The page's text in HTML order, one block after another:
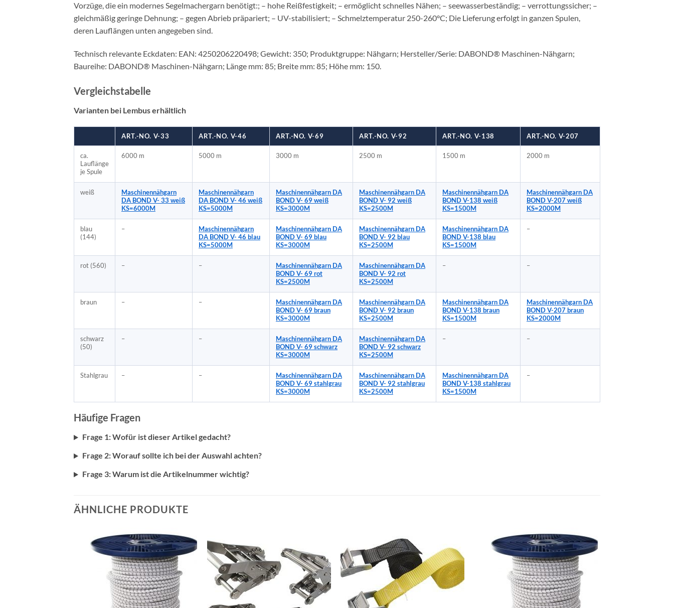
Vorzüge, die ein modernes Segelmachergarn benötigt:; – hohe Reißfestigkeit; – ermöglicht schnelles Nähen; – seewasserbeständig; – verrottungssicher; –
gleichmäßig geringe Dehnung; – gegen Abrieb präpariert; – UV-stabilisiert; – Schmelztemperatur 250-260°C; Die Lieferung erfolgt in ganzen Spulen,
deren Lauflängen unten angegeben sind.
Technisch relevante Eckdaten: EAN: 4250206220498; Gewicht: 350; Produktgruppe: Nähgarn; Hersteller/Serie: DABOND® Maschinen-Nähgarn;
Baureihe: DABOND® Maschinen-Nähgarn; Länge mm: 85; Breite mm: 85; Höhe mm: 150.
Vergleichstabelle
Varianten bei Lembus erhältlich
ART.-NO. V-33 ART.-NO. V-46 ART.-NO. V-69 ART.-NO. V-92 ART.-NO. V-138 ART.-NO. V-207
ca.
Lauflänge
je Spule
6000 m 5000 m 3000 m 2500 m 1500 m 2000 m
weiß
Maschinennähgarn
DA BOND V- 33 weiß
KS=6000M
Maschinennähgarn
DA BOND V- 46 weiß
KS=5000M
Maschinennähgarn DA
BOND V- 69 weiß
KS=3000M
Maschinennähgarn DA
BOND V- 92 weiß
KS=2500M
Maschinennähgarn DA
BOND V-138 weiß
KS=1500M
Maschinennähgarn DA
BOND V-207 weiß
KS=2000M
blau
(144)
–
Maschinennähgarn
DA BOND V- 46 blau
KS=5000M
Maschinennähgarn DA
BOND V- 69 blau
KS=3000M
Maschinennähgarn DA
BOND V- 92 blau
KS=2500M
Maschinennähgarn DA
BOND V-138 blau
KS=1500M
–
rot (560) – –
Maschinennähgarn DA
BOND V- 69 rot
KS=2500M
Maschinennähgarn DA
BOND V- 92 rot
KS=2500M
– –
braun – –
Maschinennähgarn DA
BOND V- 69 braun
KS=3000M
Maschinennähgarn DA
BOND V- 92 braun
KS=2500M
Maschinennähgarn DA
BOND V-138 braun
KS=1500M
Maschinennähgarn DA
BOND V-207 braun
KS=2000M
schwarz
(50)
– –
Maschinennähgarn DA
BOND V- 69 schwarz
KS=3000M
Maschinennähgarn DA
BOND V- 92 schwarz
KS=2500M
– –
Stahlgrau – –
Maschinennähgarn DA
BOND V- 69 stahlgrau
KS=3000M
Maschinennähgarn DA
BOND V- 92 stahlgrau
KS=2500M
Maschinennähgarn DA
BOND V-138 stahlgrau
KS=1500M
–
Häufige Fragen
Frage 1: Wofür ist dieser Artikel gedacht?
Frage 2: Worauf sollte ich bei der Auswahl achten?
Frage 3: Warum ist die Artikelnummer wichtig?
ÄHNLICHE PRODUKTE